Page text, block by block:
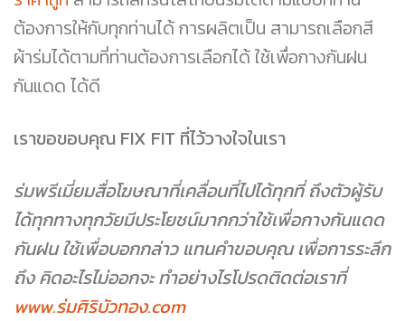
ต้องการให้กับทุกท่านได้ การผลิตเป็น สามารถเลือกสี
ผ้าร่มได้ตามที่ท่านต้องการเลือกได้ ใช้เพื่อกางกันฝน
กันแดด ได้ดี
เราขอขอบคุณ FIX FIT ที่ไว้วางใจในเรา
ร่มพรีเมี่ยมสื่อโฆษณาที่เคลื่อนที่ไปได้ทุกที่ ถึงตัวผู้รับ
ได้ทุกทางทุกวัยมีประโยชน์มากกว่าใช้เพื่อกางกันแดด
กันฝน ใช้เพื่อบอกกล่าว แทนคำขอบคุณ เพื่อการระลึก
ถึง คิดอะไรไม่ออกจะ ทำอย่างไรโปรดติดต่อเราที่
www.ร่มศิริบัวทอง.com